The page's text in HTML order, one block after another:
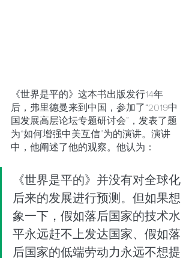
《世界是平的》这本书出版发行14年
后，弗里德曼来到中国，参加了“2019中
国发展高层论坛专题研讨会”，发表了题
为“如何增强中美互信”为的演讲。演讲
中，他阐述了他的观察。他认为：
《世界是平的》并没有对全球化
后来的发展进行预测。但如果想
象一下，假如落后国家的技术水
平永远赶不上发达国家、假如落
后国家的低端劳动力永远不想提